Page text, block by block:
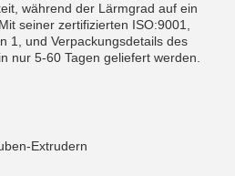
während der Lärmgrad auf ein
seiner zertifizierten ISO:9001,
1, und Verpackungsdetails des
nur 5-60 Tagen geliefert werden.
Extrudern